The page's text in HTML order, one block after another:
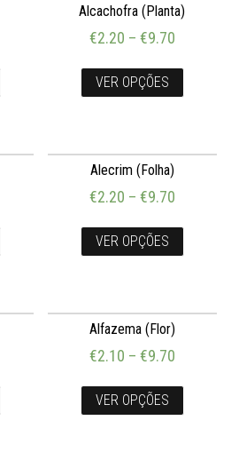
Alcachofra (Planta)
€2.20 – €9.70
VER OPÇÕES
Alecrim (Folha)
€2.20 – €9.70
VER OPÇÕES
Alfazema (Flor)
€2.10 – €9.70
VER OPÇÕES